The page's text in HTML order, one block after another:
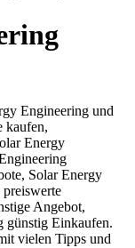
Engineering und
kaufen,
Energy
Solar Energy
Angebot,
günstig Einkaufen.
vielen Tipps und